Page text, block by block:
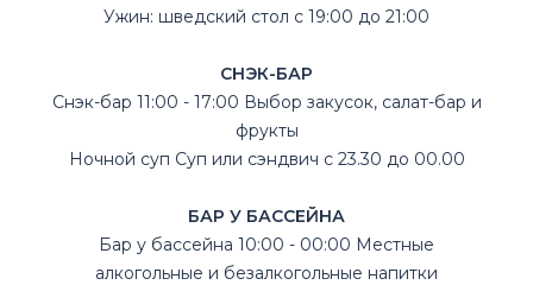
Ужин: шведский стол с 19:00 до 21:00
СНЭК-БАР
Снэк-бар 11:00 - 17:00 Выбор закусок, салат-бар и
фрукты
Ночной суп Суп или сэндвич с 23.30 до 00.00
БАР У БАССЕЙНА
Бар у бассейна 10:00 - 00:00 Местные
алкогольные и безалкогольные напитки